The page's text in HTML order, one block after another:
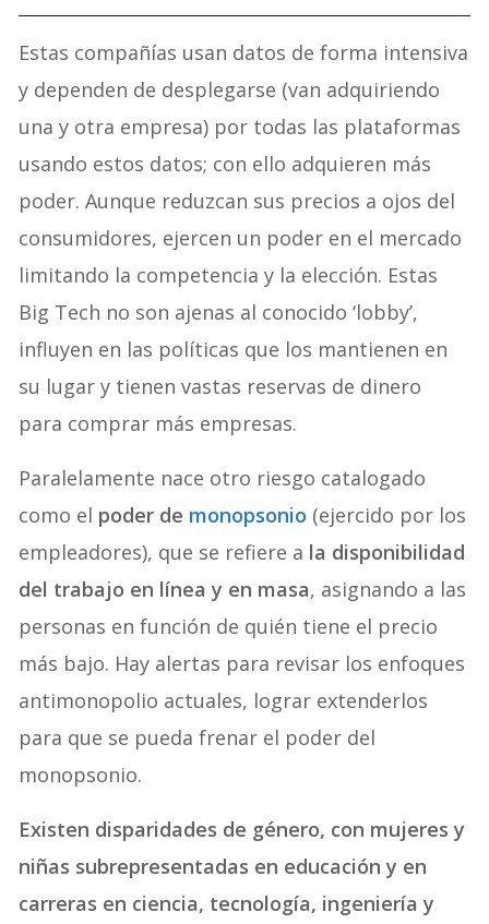
Estas compañías usan datos de forma intensiva
y dependen de desplegarse (van adquiriendo
una y otra empresa) por todas las plataformas
usando estos datos; con ello adquieren más
poder. Aunque reduzcan sus precios a ojos del
consumidores, ejercen un poder en el mercado
limitando la competencia y la elección. Estas
Big Tech no son ajenas al conocido ‘lobby’,
influyen en las políticas que los mantienen en
su lugar y tienen vastas reservas de dinero
para comprar más empresas.
Paralelamente nace otro riesgo catalogado
como el poder de monopsonio (ejercido por los
empleadores), que se refiere a la disponibilidad
del trabajo en línea y en masa, asignando a las
personas en función de quién tiene el precio
más bajo. Hay alertas para revisar los enfoques
antimonopolio actuales, lograr extenderlos
para que se pueda frenar el poder del
monopsonio.
Existen disparidades de género, con mujeres y
niñas subrepresentadas en educación y en
carreras en ciencia, tecnología, ingeniería y